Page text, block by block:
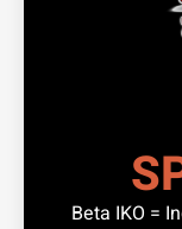
Beta IKO =